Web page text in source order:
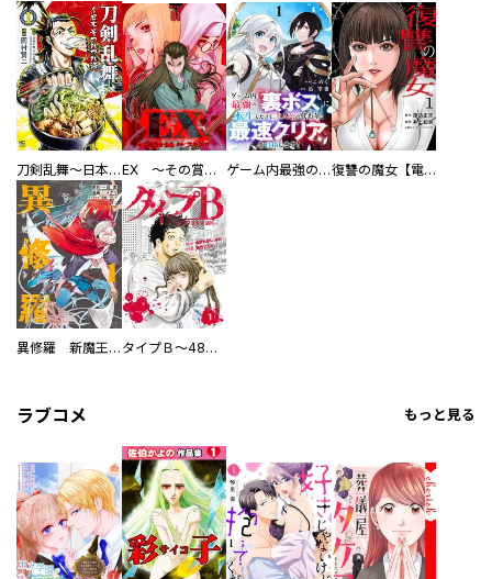
刀剣乱舞～日本号つれづれ酒～ EX ～その賞金稼ぎは、世界の出口を探す～【単行本版】 ゲーム内最強の『裏ボス』に転生したので、主人公の代わりに最速クリアを目指します！【電子単行本版】 復讐の魔女【電子単行本版】
異修羅 新魔王戦争 タイプＢ～48時間後、致死率100％～【単話】
ラブコメ もっと見る